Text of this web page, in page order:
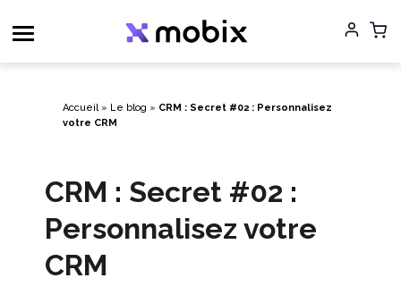
contenu
Accueil» Le blog » CRM : Secret #02 : Personnalisez
votre CRM
CRM : Secret #02 :
Personnalisez votre
CRM